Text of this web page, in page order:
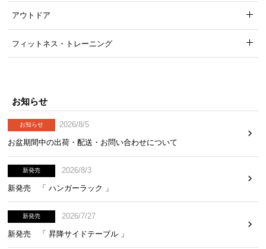
アウトドア
フィットネス・トレーニング
お知らせ
お知らせ
2026/8/5
お盆期間中の出荷・配送・お問い合わせについて
新発売
2026/8/3
新発売 「 ハンガーラック 」
新発売
2026/7/27
新発売 「 昇降サイドテーブル 」